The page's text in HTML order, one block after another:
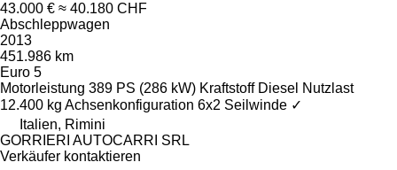
43.000 € ≈ 40.180 CHF
Abschleppwagen
2013
451.986 km
Euro 5
Motorleistung 389 PS (286 kW) Kraftstoff Diesel Nutzlast
12.400 kg Achsenkonfiguration 6x2 Seilwinde ✓
Italien, Rimini
GORRIERI AUTOCARRI SRL
Verkäufer kontaktieren